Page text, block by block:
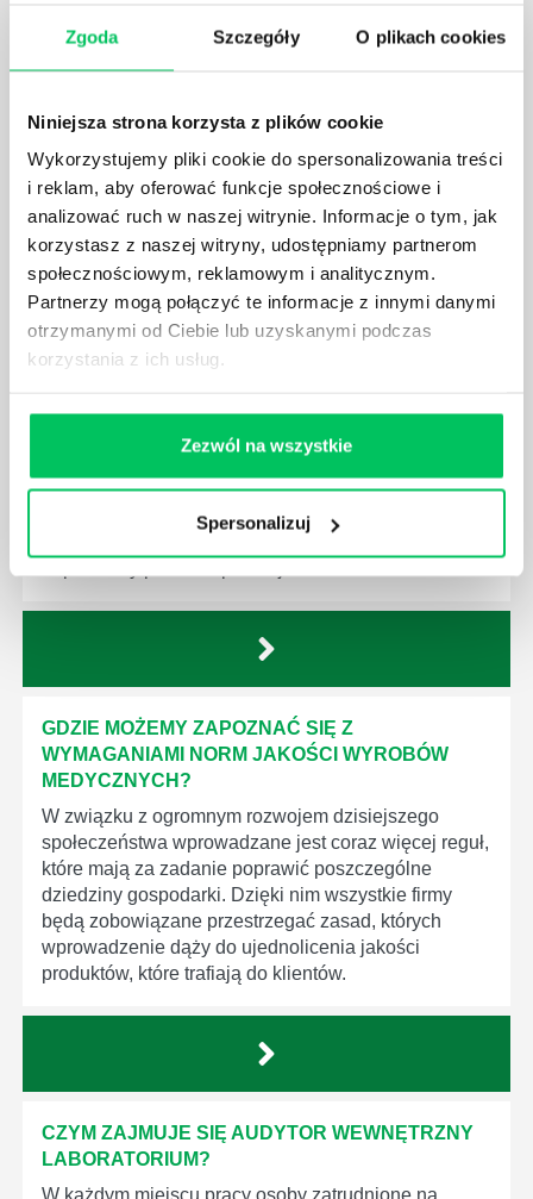
Zgoda Szczegóły O plikach cookies
Niniejsza strona korzysta z plików cookie
Wykorzystujemy pliki cookie do spersonalizowania treści
i reklam, aby oferować funkcje społecznościowe i
analizować ruch w naszej witrynie. Informacje o tym, jak
korzystasz z naszej witryny, udostępniamy partnerom
społecznościowym, reklamowym i analitycznym.
Partnerzy mogą połączyć te informacje z innymi danymi
otrzymanymi od Ciebie lub uzyskanymi podczas
korzystania z ich usług.
Zezwól na wszystkie
Spersonalizuj
WYCINKA DRZEW A USTAWA O OCHRONIE
Ustawa o ochronie środowiska obowiązuje każdego
z nas – bez wyjątku. Warto podkreślić, że określona
jest w niej także dokładnie kwestia wycinki drzew.
Czy taka wycinka drzew musi być gdziekolwiek
zgłaszana? Jak to w zasadzie dokładniej wygląda?
Czy z prywatnej posesji można wyciąć cokolwiek?
ustawodawstwie polskim. Na czym dokładniej ono
polega? Kogo w zasadzie obowiązuje? Jak wygląda
GDZIE MOŻEMY ZAPOZNAĆ SIĘ Z
WYMAGANIAMI NORM JAKOŚCI WYROBÓW
MEDYCZNYCH?
W związku z ogromnym rozwojem dzisiejszego
społeczeństwa wprowadzane jest coraz więcej reguł,
które mają za zadanie poprawić poszczególne
dziedziny gospodarki. Dzięki nim wszystkie firmy
będą zobowiązane przestrzegać zasad, których
wprowadzenie dąży do ujednolicenia jakości
produktów, które trafiają do klientów.
CZYM ZAJMUJE SIĘ AUDYTOR WEWNĘTRZNY
LABORATORIUM?
W każdym miejscu pracy osoby zatrudnione na